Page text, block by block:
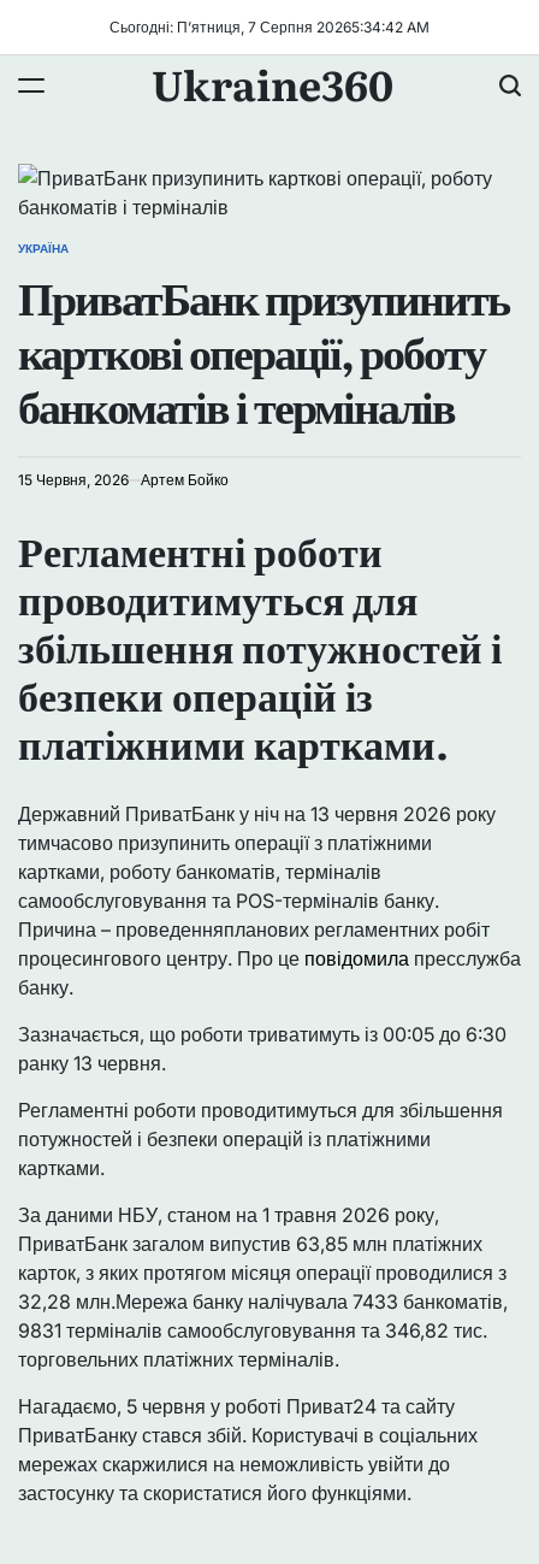
Сьогодні: П’ятниця, 7 Серпня 20265:34:43 AM
Ukraine360
ОПУБЛІКУВАТИ
УКРАЇНА
ПриватБанк призупинить
карткові операції, роботу
банкоматів і терміналів
15 Червня, 2026 Артем Бойко
Регламентні роботи
проводитимуться для
збільшення потужностей і
безпеки операцій із
платіжними картками.
Державний ПриватБанк у ніч на 13 червня 2026 року
тимчасово призупинить операції з платіжними
картками, роботу банкоматів, терміналів
самообслуговування та POS-терміналів банку.
Причина – проведенняпланових регламентних робіт
процесингового центру. Про це повідомила пресслужба
банку.
Зазначається, що роботи триватимуть із 00:05 до 6:30
ранку 13 червня.
Регламентні роботи проводитимуться для збільшення
потужностей і безпеки операцій із платіжними
картками.
За даними НБУ, станом на 1 травня 2026 року,
ПриватБанк загалом випустив 63,85 млн платіжних
карток, з яких протягом місяця операції проводилися з
32,28 млн.Мережа банку налічувала 7433 банкоматів,
9831 терміналів самообслуговування та 346,82 тис.
торговельних платіжних терміналів.
Нагадаємо, 5 червня у роботі Приват24 та сайту
ПриватБанку стався збій. Користувачі в соціальних
мережах скаржилися на неможливість увійти до
застосунку та скористатися його функціями.